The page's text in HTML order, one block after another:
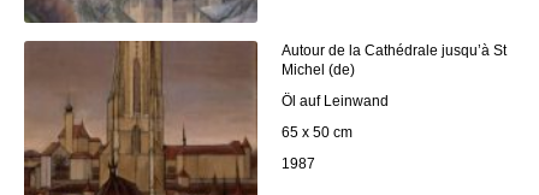
Autour de la Cathédrale jusqu’à St
Michel (de)
Öl auf Leinwand
65 x 50 cm
1987